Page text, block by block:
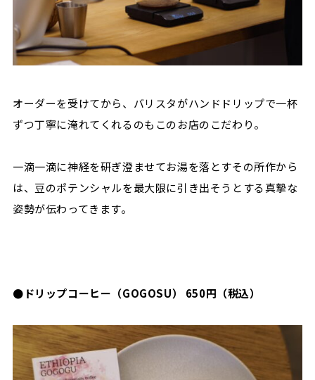
オーダーを受けてから、バリスタがハンドドリップで一杯
ずつ丁寧に淹れてくれるのもこのお店のこだわり。
一滴一滴に神経を研ぎ澄ませてお湯を落とすその所作から
は、豆のポテンシャルを最大限に引き出そうとする真摯な
姿勢が伝わってきます。
●ドリップコーヒー（GOGOSU） 650円（税込）